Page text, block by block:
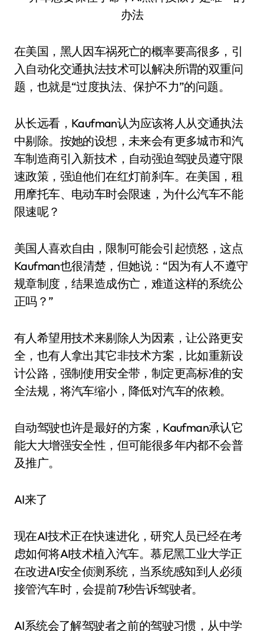
在美国，黑人因车祸死亡的概率要高很多，引
入自动化交通执法技术可以解决所谓的双重问
题，也就是“过度执法、保护不力”的问题。
从长远看，Kaufman认为应该将人从交通执法
中剔除。按她的设想，未来会有更多城市和汽
车制造商引入新技术，自动强迫驾驶员遵守限
速政策，强迫他们在红灯前刹车。在美国，租
用摩托车、电动车时会限速，为什么汽车不能
限速呢？
美国人喜欢自由，限制可能会引起愤怒，这点
Kaufman也很清楚，但她说：“因为有人不遵守
规章制度，结果造成伤亡，难道这样的系统公
正吗？”
有人希望用技术来剔除人为因素，让公路更安
全，也有人拿出其它非技术方案，比如重新设
计公路，强制使用安全带，制定更高标准的安
全法规，将汽车缩小，降低对汽车的依赖。
自动驾驶也许是最好的方案，Kaufman承认它
能大大增强安全性，但可能很多年内都不会普
及推广。
AI来了
现在AI技术正在快速进化，研究人员已经在考
虑如何将AI技术植入汽车。慕尼黑工业大学正
在改进AI安全侦测系统，当系统感知到人必须
接管汽车时，会提前7秒告诉驾驶者。
AI系统会了解驾驶者之前的驾驶习惯，从中学